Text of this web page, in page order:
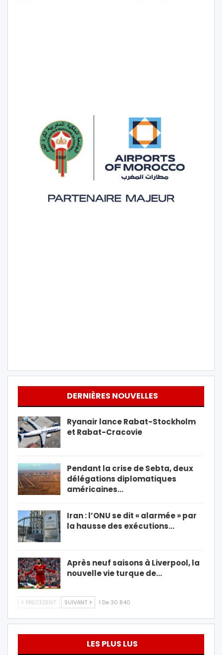
DERNIÈRES NOUVELLES
Ryanair lance Rabat-Stockholm
et Rabat-Cracovie
Pendant la crise de Sebta, deux
délégations diplomatiques
américaines…
Iran : l’ONU se dit « alarmée » par
la hausse des exécutions…
Après neuf saisons à Liverpool, la
nouvelle vie turque de…
PRÉCÉDENT SUIVANT 1 De 30 840
LES PLUS LUS